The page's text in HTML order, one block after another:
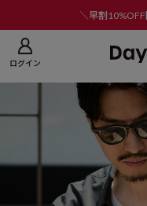
＼早割
ログイン